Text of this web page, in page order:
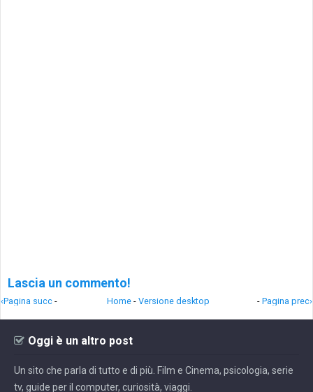
Lascia un commento!
‹Pagina succ - - Pagina prec›
Home - Versione desktop
Oggi è un altro post
Un sito che parla di tutto e di più. Film e Cinema, psicologia, serie
tv, guide per il computer, curiosità, viaggi.